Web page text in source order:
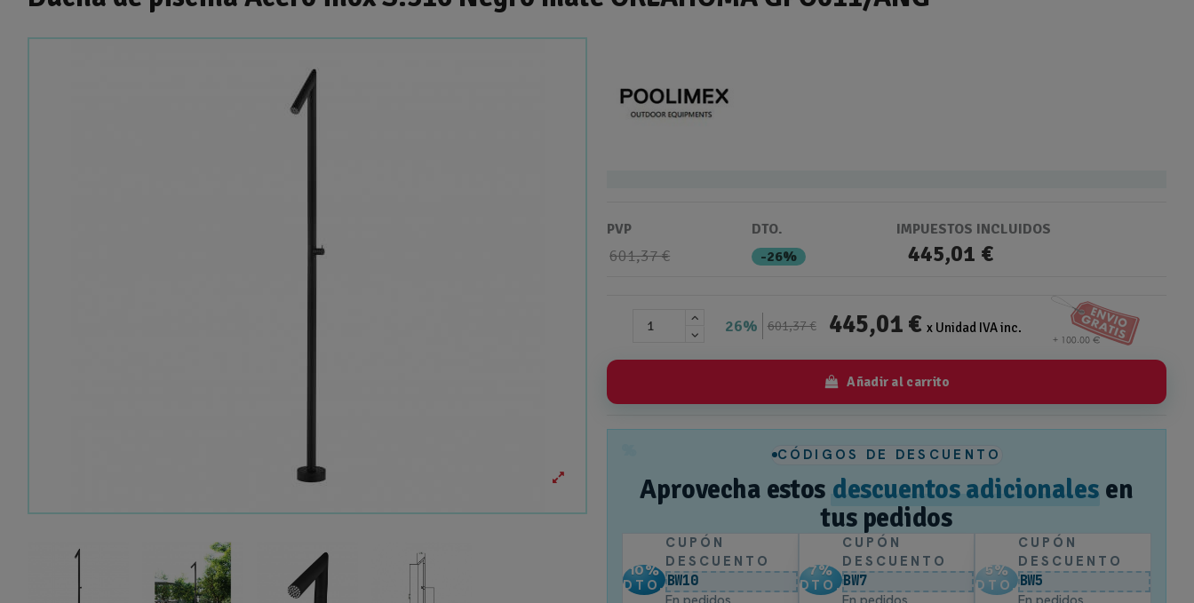
PVP
601,37 €
DTO.
-26%
IMPUESTOS INCLUIDOS
445,01 €
26% 601,37 € 445,01 € x Unidad IVA inc.
Añadir al carrito
CÓDIGOS DE DESCUENTO
Aprovecha estos descuentos adicionales en
tus pedidos
10%
DTO.
CUPÓN
DESCUENTO
BW10
7%
DTO.
CUPÓN
DESCUENTO
BW7
5%
DTO.
CUPÓN
DESCUENTO
BW5